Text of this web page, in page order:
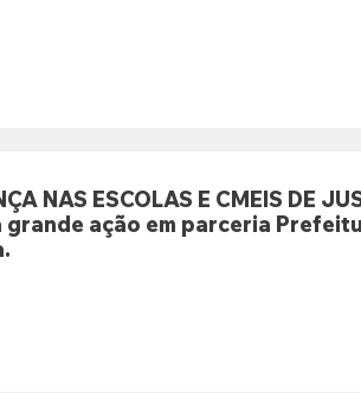
NAS ESCOLAS E CMEIS DE
grande ação em parceria